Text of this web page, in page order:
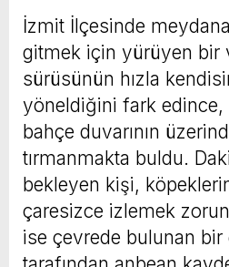
İzmit İlçesinde
gitmek için yürüyen bir
sürüsünün hızla
yöneldiğini fark
bahçe duvarının
tırmanmakta buldu.
bekleyen kişi,
çaresizce izlemek
ise çevrede bulunan bir